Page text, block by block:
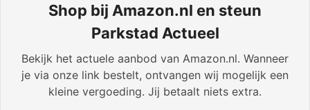
Shop bij Amazon.nl en steun
Parkstad Actueel
Bekijk het actuele aanbod van Amazon.nl. Wanneer
je via onze link bestelt, ontvangen wij mogelijk een
kleine vergoeding. Jij betaalt niets extra.